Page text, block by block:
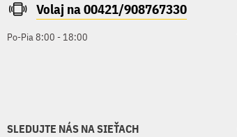
Volaj na 00421/908767330
Po-Pia 8:00 - 18:00
SLEDUJTE NÁS NA SIEŤACH